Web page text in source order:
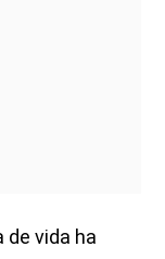
de vida ha